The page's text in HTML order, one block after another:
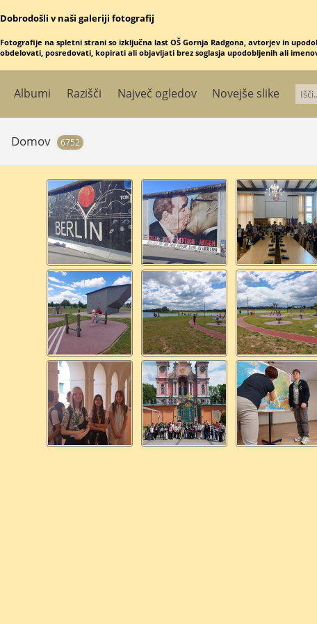
Dobrodošli v naši galeriji fotografij
Fotografije na spletni strani so izključna last OŠ Gornja Radgona, avtorjev in
obdelovati, posredovati, kopirati ali objavljati brez soglasja upodobljenih ali
Albumi Razišči Največ ogledov Novejše slike
Domov 6752